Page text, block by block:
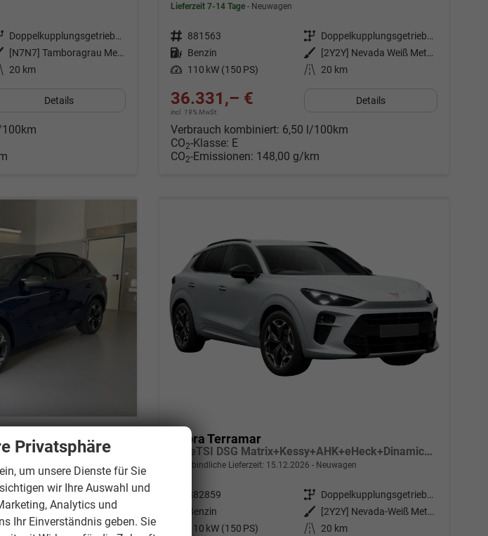
Doppelkupplungsgetriebe (DSG)
[N7N7] Tamboragrau Metallic
20 km
Details
Lieferzeit 7-14 Tage Neuwagen
Fahrzeugnr. 881563 Getriebe
Doppelkupplungsgetriebe (DSG)
Kraftstoff Benzin Außenfarbe
[2Y2Y] Nevada Weiß Metallic
Leistung 110 kW (150 PS) Kilometerstand 20 km
36.331,– €
incl. 19% MwSt.
Details
Verbrauch kombiniert: 6,50 l/100km
CO2-Klasse: E
CO2-Emissionen: 148,00 g/km
Doppelkupplungsgetriebe (DSG)
Kilometerstand 20 km
Cupra Terramar
1.5 eTSI DSG Matrix+Kessy+AHK+eHeck+Dinamica+CarPlay+eHeck+GV5
unverbindliche Lieferzeit: 15.12.2026 Neuwagen
882859 Getriebe
Doppelkupplungsgetriebe (DSG)
Benzin Außenfarbe
[2Y2Y] Nevada-Weiß Metallic
110 kW (150 PS) Kilometerstand 20 km
Privatsphäre
um unsere Dienste für Sie
wir Ihre Auswahl und
Analytics und
Ihr Einverständnis geben. Sie